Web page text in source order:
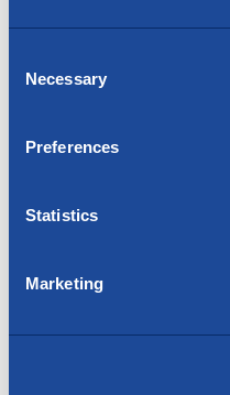
Selection
Necessary
Preferences
Statistics
Marketing
HELSINKI, ROIHUPELTO
110
(+ alv)